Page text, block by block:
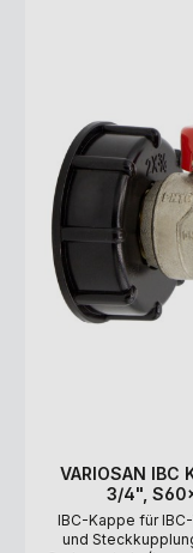
VARIOSAN IBC
3/4",
IBC-Kappe für
und